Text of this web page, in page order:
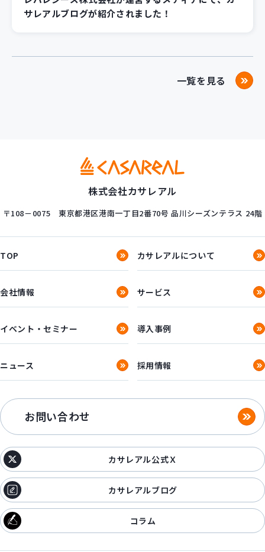
サレアルブログが紹介されました！
一覧を見る
株式会社カサレアル
〒108－0075 東京都港区港南一丁目2番70号 品川シーズンテラス 24階
TOP カサレアルについて
会社情報 サービス
イベント・セミナー 導入事例
ニュース 採用情報
お問い合わせ
カサレアル公式Ｘ
カサレアルブログ
コラム